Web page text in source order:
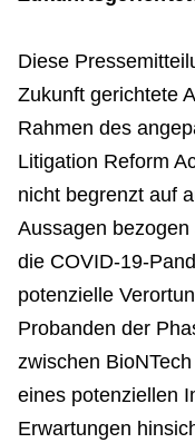
Diese
Zukunft gerichtete
Rahmen des
Litigation Reform
nicht begrenzt auf
Aussagen
die COVID-19-
potenzielle
Probanden der
zwischen
eines potenziellen
Erwartungen